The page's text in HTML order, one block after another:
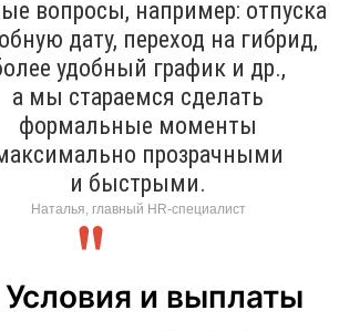
вопросы, например: отпуска
дату, переход на гибрид,
удобный график и др.,
а мы стараемся сделать
формальные моменты
прозрачными
и быстрыми.
Наталья, главный HR-специалист
и выплаты